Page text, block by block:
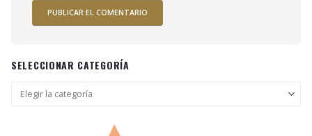
SELECCIONAR CATEGORÍA
Seleccionar
categoría